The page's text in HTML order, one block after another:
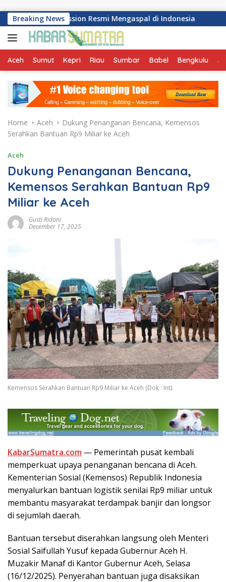
Breaking NewsResmi Mengaspal di Indonesia Perkuat
Aceh Sumut Kepri Riau Sumbar Babel Bengkulu
Home Aceh
Dukung Penanganan Bencana, Kemensos
Serahkan Bantuan Rp9 Miliar ke Aceh
Aceh
Dukung Penanganan Bencana,
Kemensos Serahkan Bantuan Rp9
Miliar ke Aceh
Gusti Ridani
December 17, 2025
Kemensos Serahkan Bantuan Rp9 Miliar ke Aceh (Dok : Int).
KabarSumatra.com — Pemerintah pusat kembali
memperkuat upaya penanganan bencana di Aceh.
Kementerian Sosial (Kemensos) Republik Indonesia
menyalurkan bantuan logistik senilai Rp9 miliar untuk
membantu masyarakat terdampak banjir dan longsor
di sejumlah daerah.
Bantuan tersebut diserahkan langsung oleh Menteri
Sosial Saifullah Yusuf kepada Gubernur Aceh H.
Muzakir Manaf di Kantor Gubernur Aceh, Selasa
(16/12/2025). Penyerahan bantuan juga disaksikan